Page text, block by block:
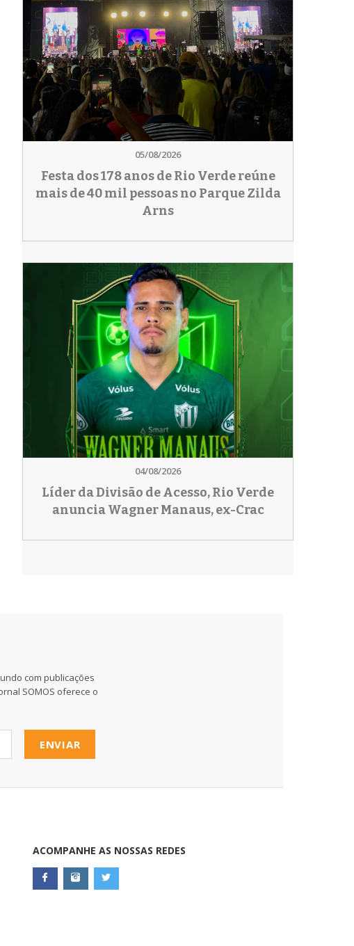
05/08/2026
Festa dos 178 anos de Rio Verde reúne
mais de 40 mil pessoas no Parque Zilda
Arns
04/08/2026
Líder da Divisão de Acesso, Rio Verde
anuncia Wagner Manaus, ex-Crac
com publicações
SOMOS oferece o
ENVIAR
ACOMPANHE AS NOSSAS REDES